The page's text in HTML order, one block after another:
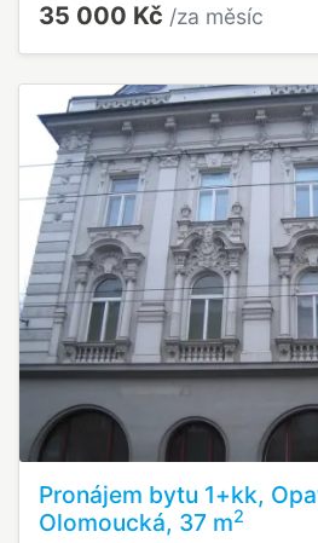
35 000 Kč /za měsíc
Pronájem bytu 1+kk,
Olomoucká, 37 m2